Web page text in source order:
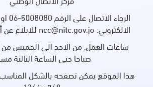
الالكتروني: ncc@nitc.gov.jo للابلاغ عن أي مشكلة فنية
ساعات العمل: من الاحد الى الخميس من
صباحا حتى الساعة الثالثة
هذا الموقع يمكن تصفحه بالشكل